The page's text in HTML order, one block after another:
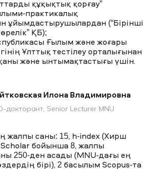
құқықтық қорғау”
практикалық
ұйымдастырушылардан (“Бірінші
ҚБ);
Ғылым және жоғары
Ұлттық тестілеу орталығынан
және ынтымақтастығы үшін.
Илона Владимировна
докторант, Senior Lecturer MNU
жалпы саны: 15, h-index (Хирш
Scholar бойынша 8, жалпы
250-ден асады (MNU-дағы ең
бірі), 2 басылым Scopus-та